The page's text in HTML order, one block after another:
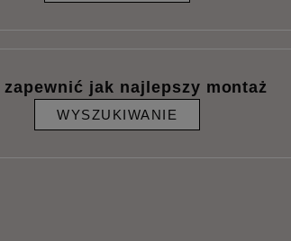
zapewnić jak najlepszy montaż
WYSZUKIWANIE